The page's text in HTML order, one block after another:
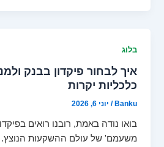
בלוג
איך לבחור פיקדון בבנק
כלכליות יקרות
Banku
/ יוני 6, 2026
בואו נודה באמת, רובנו רואים
משעמם' של עולם ההשקעות הנוצץ.